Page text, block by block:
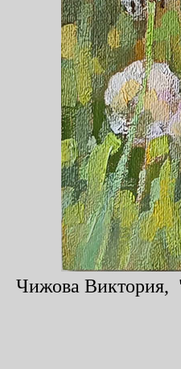
Чижова Виктория,